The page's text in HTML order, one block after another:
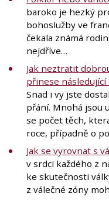
baroko je hezký
bohoslužby ve
čekala známá
nejdříve…
Jak neztratit
přinese následující
Snad i vy jste
přání. Mnohá jsou
se počet těch,
roce, případně o
Jak se vyrovnat s
v srdci každého z
ke skutečnosti
z válečné zóny